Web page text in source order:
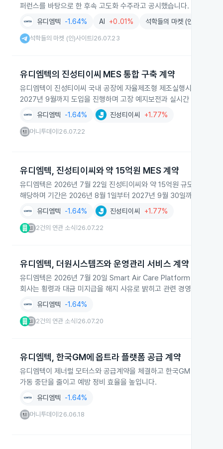
퍼런스를 바탕으로 한 후속 고도화 수주라고 공시했습니다.
유디엠텍 -1.64% AI +0.01% 석학들의 마켓 (인)사이트
석학들의 마켓 (인)사이트 26.07.23
유디엠텍의 진성티이씨 MES 통합 구축 계약
유디엠텍이 진성티이씨 국내 공장에 자율제조형 제조실행시스템
2027년 9월까지 도입을 진행하며 고장 예지보전과 실시간 설비 모니
유디엠텍 -1.64% 진성티이씨 +1.77%
머니투데이 26.07.22
유디엠텍, 진성티이씨와 약 15억원 MES 계약
유디엠텍은 2026년 7월 22일 진성티이씨와 약 15억원 규모의 제조
해당하며 기간은 2026년 8월 1일부터 2027년 9월 30일까지입니다.
유디엠텍 -1.64% 진성티이씨 +1.77%
2건의 연관 소식 26.07.22
유디엠텍, 더원시스템즈와 운영관리 서비스 계약 해지
유디엠텍은 2026년 7월 20일 Smart Air Care Platform 기반 운영
회사는 횡령과 대금 미지급을 해지 사유로 밝히고 관련 경영진을 상대
유디엠텍 -1.64%
2건의 연관 소식 26.07.20
유디엠텍, 한국GM에 옵트라 플랫폼 공급 계약
유디엠텍이 제너럴 모터스와 공급계약을 체결하고 한국GM 공장에
가동 중단을 줄이고 예방 정비 효율을 높입니다.
유디엠텍 -1.64%
머니투데이 26.06.18